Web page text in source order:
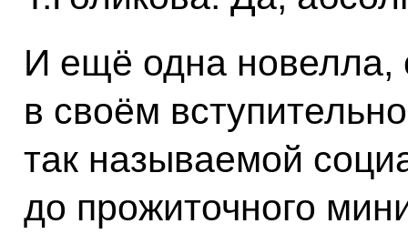
И ещё одна новелла,
в своём
так называемой
до прожиточного